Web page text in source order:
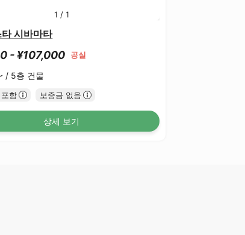
1 / 1
시바마타
- ¥107,000 공실
/ 5층 건물
함 보증금 없음
상세 보기